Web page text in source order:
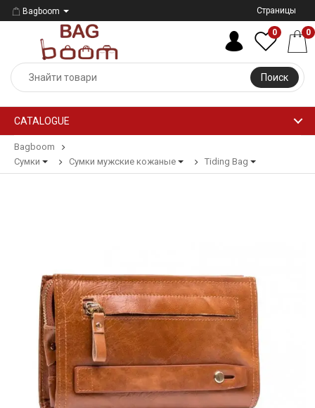
Bagboom Страницы
Поиск
0 0
CATALOGUE
Bagboom
Сумки
Сумки мужские кожаные Tiding Bag